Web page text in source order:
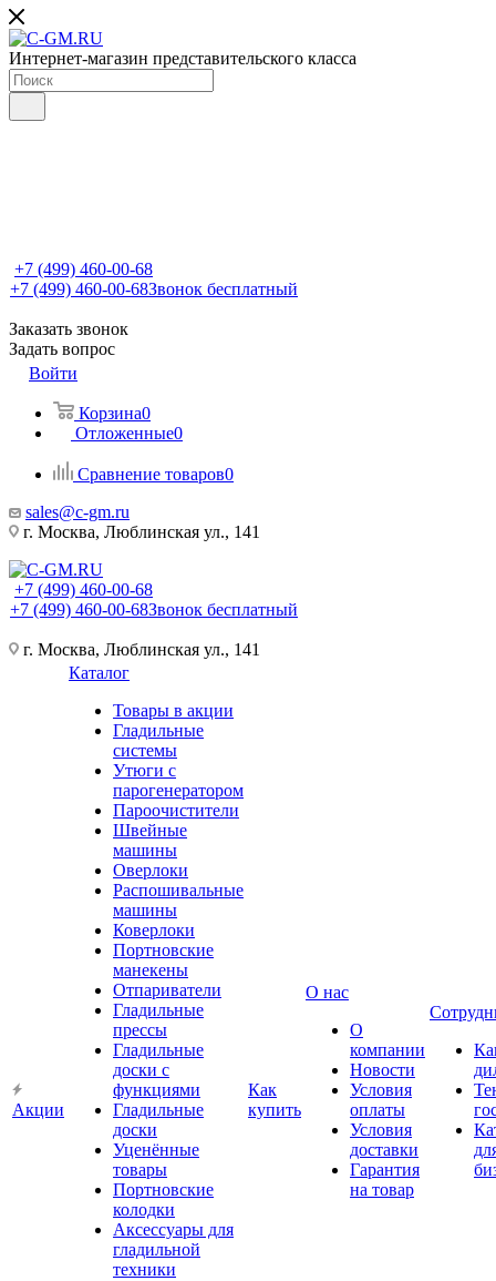
Интернет-магазин представительского класса
+7 (499) 460-00-68
+7 (499) 460-00-68Звонок бесплатный
Заказать звонок
Задать вопрос
Войти
Корзина0
Отложенные0
Сравнение товаров0
sales@c-gm.ru
г. Москва, Люблинская ул., 141
+7 (499) 460-00-68
+7 (499) 460-00-68Звонок бесплатный
г. Москва, Люблинская ул., 141
Акции
Каталог
Товары в акции
Гладильные
системы
Утюги с
парогенератором
Пароочистители
Швейные
машины
Оверлоки
Распошивальные
машины
Коверлоки
Портновские
манекены
Отпариватели
Гладильные
прессы
Гладильные
доски с
функциями
Гладильные
доски
Уценённые
товары
Портновские
колодки
Аксессуары для
гладильной
техники
Как
купить
О нас
О
компании
Новости
Условия
оплаты
Условия
доставки
Гарантия
на товар